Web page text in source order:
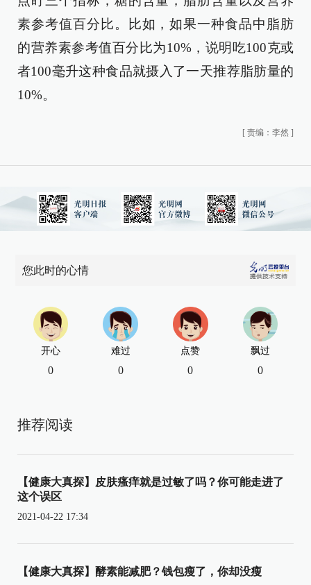
素参考值百分比。比如，如果一种食品中脂肪
的营养素参考值百分比为10%，说明吃100克或
者100毫升这种食品就摄入了一天推荐脂肪量的
10%。
[ 责编：李然 ]
您此时的心情
开心
0
难过
0
点赞
0
飘过
0
推荐阅读
【健康大真探】皮肤瘙痒就是过敏了吗？你可能走进了
这个误区
2021-04-22 17:34
【健康大真探】酵素能减肥？钱包瘦了，你却没瘦